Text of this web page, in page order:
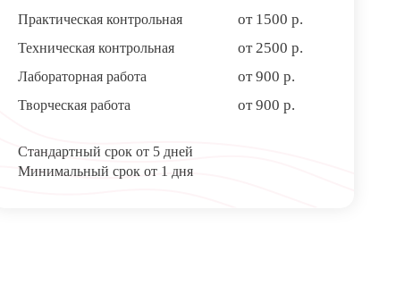
Практическая контрольная от 1500 р.
Техническая контрольная от 2500 р.
Лабораторная работа от 900 р.
Творческая работа от 900 р.
Стандартный срок от 5 дней
Минимальный срок от 1 дня